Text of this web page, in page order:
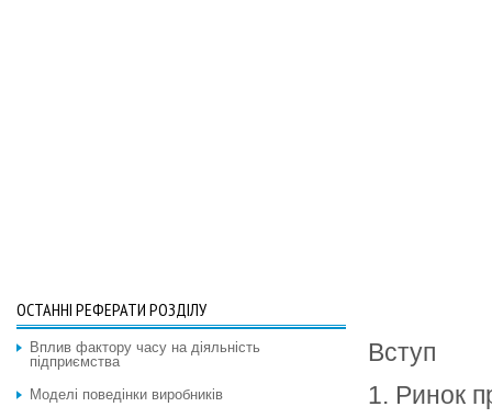
Вступ
1. Ринок
ОСТАННІ РЕФЕРАТИ РОЗДІЛУ
Вплив фактору часу на діяльність
підприємства
Моделі поведінки виробників